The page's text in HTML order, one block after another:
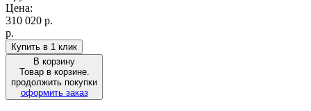
Цена:
310 020 р.
р.
Купить в 1 клик
В корзину
Товар в корзине.
продолжить покупки
оформить заказ